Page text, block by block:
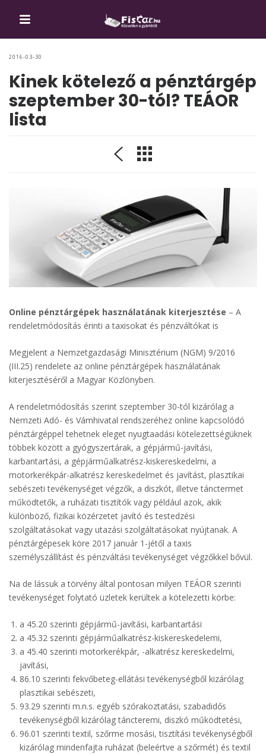
2016-03-30
Kinek kötelező a pénztárgép
szeptember 30-tól? TEÁOR
lista
Online pénztárgépek használatának kiterjesztése – A
rendeletmódosítás érinti a taxisokat és pénzváltókat is
Megjelent a Nemzetgazdasági Minisztérium (NGM) 9/2016
(III.25) rendelete az online pénztárgépek használatának
kiterjesztéséről a Magyar Közlönyben.
A rendeletmódosítás szerint szeptember 30-tól kizárólag a
Nemzeti Adó- és Vámhivatal rendszeréhez online kapcsolódó
pénztárgéppel tehetnek eleget nyugtaadási kötelezettségüknek
többek között a gyógyszertárak, a gépjármű-javítási,
karbantartási, a gépjárműalkatrész-kiskereskedelmi, a
motorkerékpár-alkatrész kereskedelmet és javítást, plasztikai
sebészeti tevékenységet végzők, a diszkót, illetve tánctermet
működtetők, a ruházati tisztítók vagy például azok, akik
különböző, fizikai közérzetet javító és testedzési
szolgáltatásokat vagy utazási szolgáltatásokat nyújtanak. A
pénztárgépesek köre 2017 január 1-jétől a taxis
személyszállítást és pénzváltási tevékenységet végzőkkel bővül.
Na de lássuk a törvény által pontosan milyen TEÁOR szerinti
tevékenységet folytató üzletek kerültek a kötelezetti körbe:
a 45.20 szerinti gépjármű-javítási, karbantartási
a 45.32 szerinti gépjárműalkatrész-kiskereskedelemi,
a 45.40 szerinti motorkerékpár, -alkatrész kereskedelmi,
javítási,
86.10 szerinti fekvőbeteg-ellátási tevékenységből kizárólag
plasztikai sebészeti,
93.29 szerinti m.n.s. egyéb szórakoztatási, szabadidős
tevékenységből kizárólag táncteremi, diszkó működtetési,
96.01 szerinti textil, szőrme mosási, tisztítási tevékenységből
kizárólag mindenfajta ruházat (beleértve a szőrmét) és textil